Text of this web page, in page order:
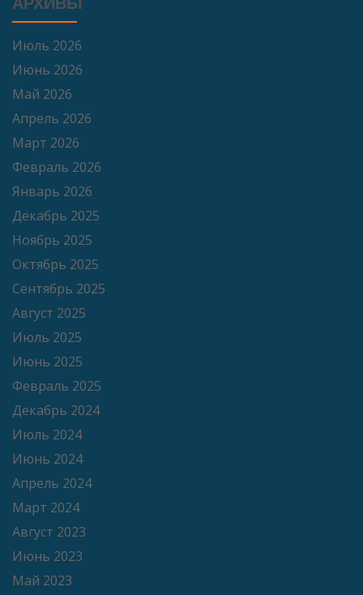
Июль 2026
Июнь 2026
Май 2026
Апрель 2026
Март 2026
Февраль 2026
Январь 2026
Декабрь 2025
Ноябрь 2025
Октябрь 2025
Сентябрь 2025
Август 2025
Июль 2025
Июнь 2025
Февраль 2025
Декабрь 2024
Июль 2024
Июнь 2024
Апрель 2024
Март 2024
Август 2023
Июнь 2023
Май 2023